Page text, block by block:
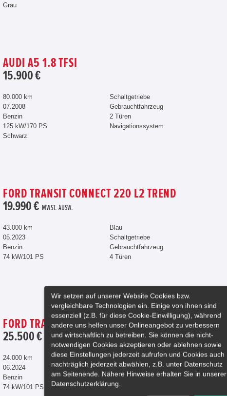
Grau
AUDI A5 1.8 TFSI
15.900 €
80.000 km
07.2008
Benzin
125 kW/170 PS
Schwarz
Schaltgetriebe
Gebrauchtfahrzeug
2 Türen
Navigationssystem
FORD TRANSIT CONNECT 220 L2 TREND
19.990 € MWST. AUSW.
43.000 km
05.2023
Benzin
74 kW/101 PS
Blau
Schaltgetriebe
Gebrauchtfahrzeug
4 Türen
FORD TRANSIT CONNECT 220 L2 TREND
25.500 €
MWST. AUSW.
24.000 km
06.2024
Benzin
74 kW/101 PS
Blau
Schaltgetriebe
Gebrauchtfahrzeug
4 Türen
Wir setzen auf unserer Website Cookies bzw.
vergleichbare Technologien ein. Einige von ihnen sind
essenziell (z.B. für diese Cookie-Einwilligung), während
andere uns helfen unser Onlineangebot zu verbessern
und wirtschaftlich zu betreiben. Sie können die nicht-
notwendigen Cookies akzeptieren oder ablehnen sowie
diese Einstellungen jederzeit aufrufen und Cookies auch
nachträglich jederzeit abwählen, z.B. unter Datenschutz
am Seitenende. Nähere Hinweise erhalten Sie in unserer
Datenschutzerklärung.